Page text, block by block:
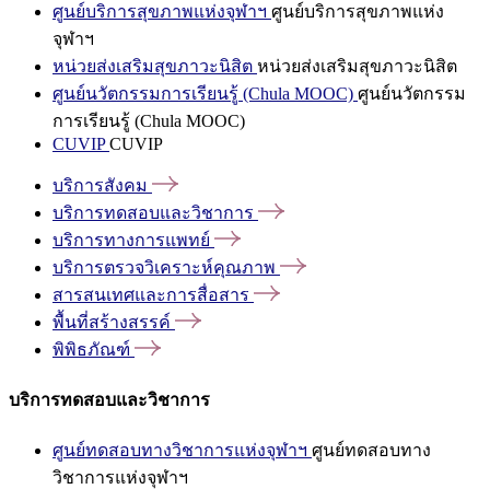
ศูนย์บริการสุขภาพแห่งจุฬาฯ ศูนย์บริการสุขภาพแห่ง
จุฬาฯ
หน่วยส่งเสริมสุขภาวะนิสิต หน่วยส่งเสริมสุขภาวะนิสิต
ศูนย์นวัตกรรมการเรียนรู้ (Chula MOOC) ศูนย์นวัตกรรม
การเรียนรู้ (Chula MOOC)
CUVIPCUVIP
บริการสังคม
บริการทดสอบและวิชาการ
บริการทางการแพทย์
บริการตรวจวิเคราะห์คุณภาพ
สารสนเทศและการสื่อสาร
พื้นที่สร้างสรรค์
พิพิธภัณฑ์
บริการทดสอบและวิชาการ
ศูนย์ทดสอบทางวิชาการแห่งจุฬาฯ ศูนย์ทดสอบทาง
วิชาการแห่งจุฬาฯ